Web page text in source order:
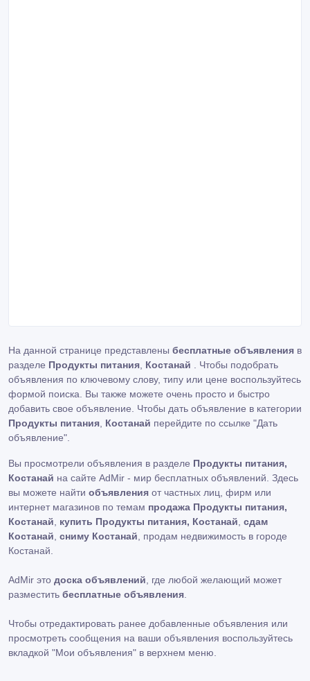
На данной странице представлены бесплатные объявления в
разделе Продукты питания Костанай . Чтобы подобрать
объявления по ключевому слову, типу или цене воспользуйтесь
формой поиска. Вы также можете очень просто и быстро
добавить свое объявление. Чтобы дать объявление в категории
Продукты питания Костанай перейдите по ссылке "Дать
объявление"
Вы просмотрели объявления в разделе Продукты питания,
Костанай на сайте AdMir - мир бесплатных объявлений. Здесь
вы можете найти объявления от частных лиц, фирм или
интернет магазинов по темам продажа Продукты питания,
Костанай
купить Продукты питания, Костанай сдам
Костанай сниму Костанай , продам недвижимость в городе
Костанай.
AdMir это доска объявлений , где любой желающий может
разместить бесплатные объявления
Чтобы отредактировать ранее добавленные объявления или
просмотреть сообщения на ваши объявления воспользуйтесь
вкладкой "Мои объявления" в верхнем меню.